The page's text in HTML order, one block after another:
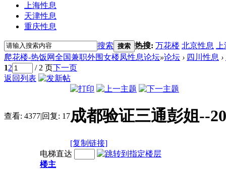
上海性息
天津性息
重庆性息
搜索 搜索 热搜: 万花楼 北京性息
爬花楼-热饭网全国兼职外围女楼凤性息论坛»论坛 › 四川性息 ›
12 / 2 页下一页
返回列表
查看: 4377|回复: 17成都验证三通彭姐--
[复制链接]
电梯直达
楼主